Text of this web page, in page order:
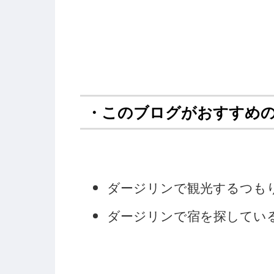
・このブログがおすすめ
ダージリンで観光するつも
ダージリンで宿を探してい